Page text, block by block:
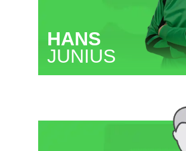
HANS
JUNIUS